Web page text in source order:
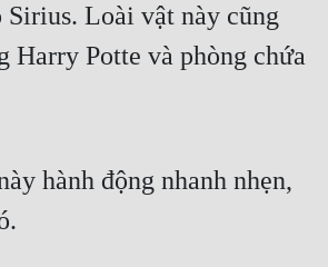
Sirius. Loài vật này cũng
Harry Potte và phòng chứa
hành động nhanh nhẹn,